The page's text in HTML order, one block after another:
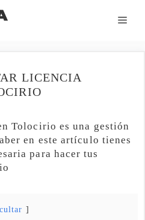
LICENCIA
Tolocirio es una gestión
en este artículo tienes
para hacer tus